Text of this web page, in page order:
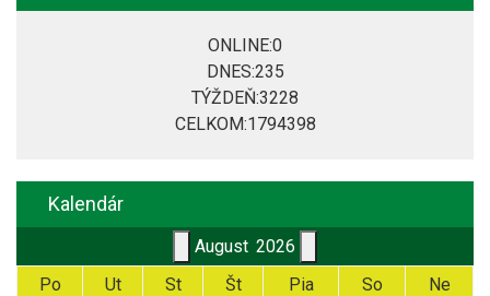
ONLINE:0
DNES:235
TÝŽDEŇ:3228
CELKOM:1794398
Kalendár
August 2026
Po
Ut St Št Pia So
Ne